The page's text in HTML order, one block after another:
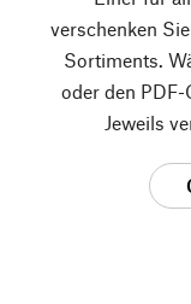
verschenken
Sortiments.
oder den
Jeweils